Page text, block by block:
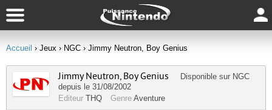
Accueil › Jeux › NGC › Jimmy Neutron, Boy Genius
Jimmy Neutron, Boy Genius Disponible sur NGC
depuis le 31/08/2002
Editeur THQ Genre Aventure